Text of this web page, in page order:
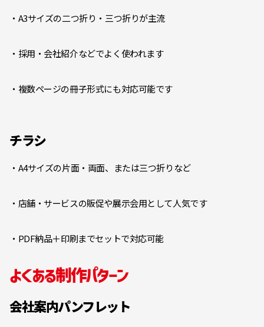
・A3サイズの二つ折り・三つ折りが主流
・採用・会社紹介などでよく使われます
・複数ページの冊子形式にも対応可能です
チラシ
・A4サイズの片面・両面、または三つ折りなど
・店舗・サービスの販促や展示会用として人気です
・PDF納品＋印刷までセットで対応可能
よくある制作パターン
会社案内パンフレット